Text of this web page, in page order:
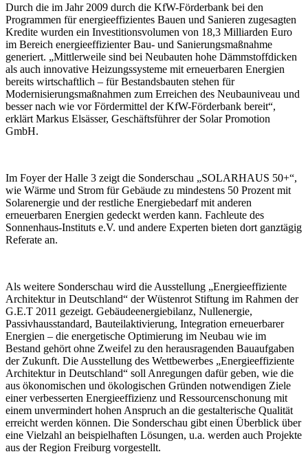
Durch die im Jahr 2009 durch die KfW-Förderbank bei den
Programmen für energieeffizientes Bauen und Sanieren zugesagten
Kredite wurden ein Investitionsvolumen von 18,3 Milliarden Euro
im Bereich energieeffizienter Bau- und Sanierungsmaßnahme
generiert. „Mittlerweile sind bei Neubauten hohe Dämmstoffdicken
als auch innovative Heizungssysteme mit erneuerbaren Energien
bereits wirtschaftlich – für Bestandsbauten stehen für
Modernisierungsmaßnahmen zum Erreichen des Neubauniveau und
besser nach wie vor Fördermittel der KfW-Förderbank bereit“,
erklärt Markus Elsässer, Geschäftsführer der Solar Promotion
GmbH.
Im Foyer der Halle 3 zeigt die Sonderschau „SOLARHAUS 50+“,
wie Wärme und Strom für Gebäude zu mindestens 50 Prozent mit
Solarenergie und der restliche Energiebedarf mit anderen
erneuerbaren Energien gedeckt werden kann. Fachleute des
Sonnenhaus-Instituts e.V. und andere Experten bieten dort ganztägig
Referate an.
Als weitere Sonderschau wird die Ausstellung „Energieeffiziente
Architektur in Deutschland“ der Wüstenrot Stiftung im Rahmen der
G.E.T 2011 gezeigt. Gebäudeenergiebilanz, Nullenergie,
Passivhausstandard, Bauteilaktivierung, Integration erneuerbarer
Energien – die energetische Optimierung im Neubau wie im
Bestand gehört ohne Zweifel zu den herausragenden Bauaufgaben
der Zukunft. Die Ausstellung des Wettbewerbes „Energieeffiziente
Architektur in Deutschland“ soll Anregungen dafür geben, wie die
aus ökonomischen und ökologischen Gründen notwendigen Ziele
einer verbesserten Energieeffizienz und Ressourcenschonung mit
einem unvermindert hohen Anspruch an die gestalterische Qualität
erreicht werden können. Die Sonderschau gibt einen Überblick über
eine Vielzahl an beispielhaften Lösungen, u.a. werden auch Projekte
aus der Region Freiburg vorgestellt.